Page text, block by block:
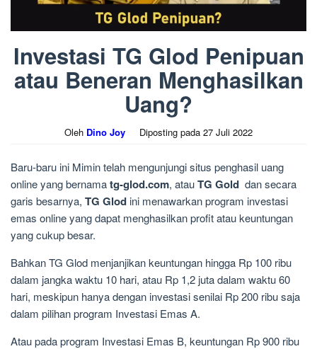
Investasi TG Glod Penipuan
atau Beneran Menghasilkan
Uang?
Oleh Dino Joy Diposting pada 27 Juli 2022
Baru-baru ini Mimin telah mengunjungi situs penghasil uang
online yang bernamatg-glod.com, atauTG Gold dan secara
garis besarnya, TG Glod ini menawarkan program investasi
emas online yang dapat menghasilkan profit atau keuntungan
yang cukup besar.
Bahkan TG Glod menjanjikan keuntungan hingga Rp 100 ribu
dalam jangka waktu 10 hari, atau Rp 1,2 juta dalam waktu 60
hari, meskipun hanya dengan investasi senilai Rp 200 ribu saja
dalam pilihan program Investasi Emas A.
Atau pada program Investasi Emas B, keuntungan Rp 900 ribu